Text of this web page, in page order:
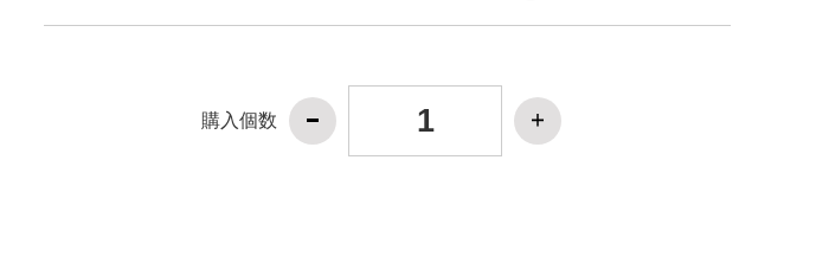
購入個数